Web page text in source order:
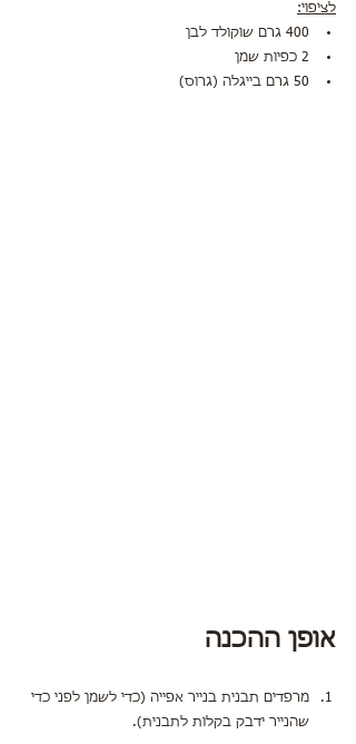
לציפוי:
400 גרם שוקולד לבן
2 כפיות שמן
50 גרם בייגלה (גרוס)
אופן ההכנה
מרפדים תבנית בנייר אפייה (כדי לשמן לפני כדי
שהנייר ידבק בקלות לתבנית).